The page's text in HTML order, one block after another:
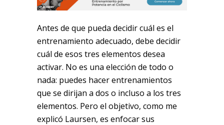
Antes de que pueda decidir cuál es el
entrenamiento adecuado, debe decidir
cuál de esos tres elementos desea
activar. No es una elección de todo o
nada: puedes hacer entrenamientos
que se dirijan a dos o incluso a los tres
elementos. Pero el objetivo, como me
explicó Laursen, es enfocar sus